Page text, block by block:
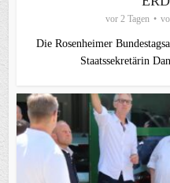
vor 2 Tagen
Die Rosenheimer
Staatssekretärin